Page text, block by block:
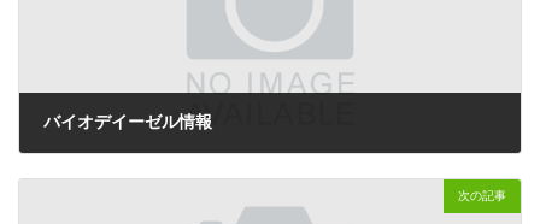
バイオデイーゼル情報
次の記事